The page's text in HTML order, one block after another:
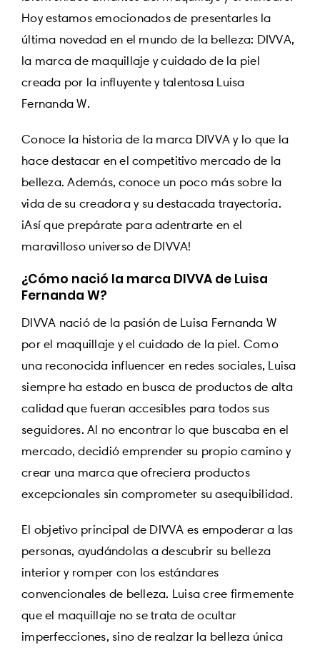
Hoy estamos emocionados de presentarles la
última novedad en el mundo de la belleza: DIVVA,
la marca de maquillaje y cuidado de la piel
creada por la influyente y talentosa Luisa
Fernanda W.
Conoce la historia de la marca DIVVA y lo que la
hace destacar en el competitivo mercado de la
belleza. Además, conoce un poco más sobre la
vida de su creadora y su destacada trayectoria.
¡Así que prepárate para adentrarte en el
maravilloso universo de DIVVA!
¿Cómo nació la marca DIVVA de Luisa
Fernanda W?
DIVVA nació de la pasión de Luisa Fernanda W
por el maquillaje y el cuidado de la piel. Como
una reconocida influencer en redes sociales, Luisa
siempre ha estado en busca de productos de alta
calidad que fueran accesibles para todos sus
seguidores. Al no encontrar lo que buscaba en el
mercado, decidió emprender su propio camino y
crear una marca que ofreciera productos
excepcionales sin comprometer su asequibilidad.
El objetivo principal de DIVVA es empoderar a las
personas, ayudándolas a descubrir su belleza
interior y romper con los estándares
convencionales de belleza. Luisa cree firmemente
que el maquillaje no se trata de ocultar
imperfecciones, sino de realzar la belleza única